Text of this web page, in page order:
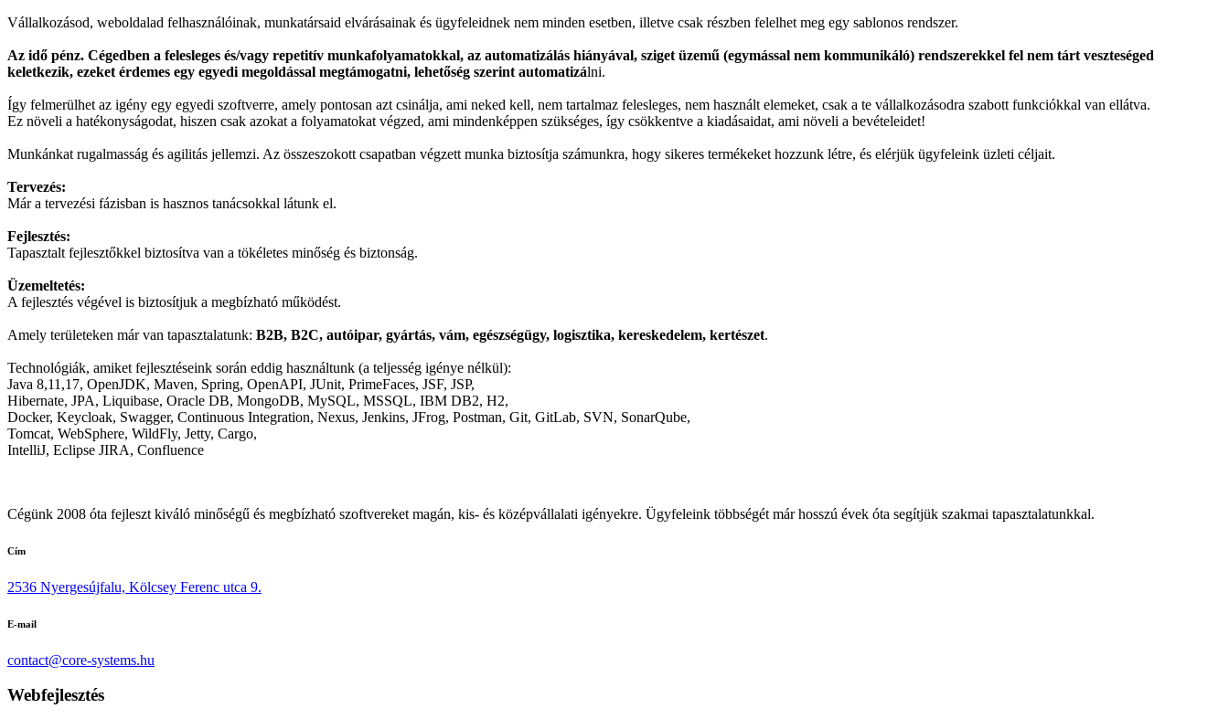
Vállalkozásod, weboldalad felhasználóinak, munkatársaid elvárásainak és ügyfeleidnek nem minden esetben, illetve csak részben felelhet meg egy sablonos rendszer.
Az idő pénz. Cégedben a felesleges és/vagy repetitív munkafolyamatokkal, az automatizálás hiányával, sziget üzemű (egymással nem kommunikáló) rendszerekkel fel nem tárt veszteséged
keletkezik, ezeket érdemes egy egyedi megoldással megtámogatni, lehetőség szerint automatizálni.
Így felmerülhet az igény egy egyedi szoftverre, amely pontosan azt csinálja, ami neked kell, nem tartalmaz felesleges, nem használt elemeket, csak a te vállalkozásodra szabott funkciókkal van ellátva.
Ez növeli a hatékonyságodat, hiszen csak azokat a folyamatokat végzed, ami mindenképpen szükséges, így csökkentve a kiadásaidat, ami növeli a bevételeidet!
Munkánkat rugalmasság és agilitás jellemzi. Az összeszokott csapatban végzett munka biztosítja számunkra, hogy sikeres termékeket hozzunk létre, és elérjük ügyfeleink üzleti céljait.
Tervezés:
Már a tervezési fázisban is hasznos tanácsokkal látunk el.
Fejlesztés:
Tapasztalt fejlesztőkkel biztosítva van a tökéletes minőség és biztonság.
Üzemeltetés:
A fejlesztés végével is biztosítjuk a megbízható működést.
Amely területeken már van tapasztalatunk: B2B, B2C, autóipar, gyártás, vám, egészségügy, logisztika, kereskedelem, kertészet.
Technológiák, amiket fejlesztéseink során eddig használtunk (a teljesség igénye nélkül):
Java 8,11,17, OpenJDK, Maven, Spring, OpenAPI, JUnit, PrimeFaces, JSF, JSP,
Hibernate, JPA, Liquibase, Oracle DB, MongoDB, MySQL, MSSQL, IBM DB2, H2,
Docker, Keycloak, Swagger, Continuous Integration, Nexus, Jenkins, JFrog, Postman, Git, GitLab, SVN, SonarQube,
Tomcat, WebSphere, WildFly, Jetty, Cargo,
IntelliJ, Eclipse JIRA, Confluence
Cégünk 2008 óta fejleszt kiváló minőségű és megbízható szoftvereket magán, kis- és középvállalati igényekre. Ügyfeleink többségét már hosszú évek óta segítjük szakmai tapasztalatunkkal.
Cím
2536 Nyergesújfalu, Kölcsey Ferenc utca 9.
E-mail
contact@core-systems.hu
Webfejlesztés